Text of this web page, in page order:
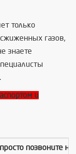
только
газов,
знаете
и
позвоните